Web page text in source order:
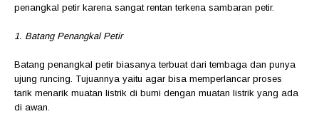
penangkal petir karena sangat rentan terkena sambaran petir.
1. Batang Penangkal Petir
Batang penangkal petir biasanya terbuat dari tembaga dan punya
ujung runcing. Tujuannya yaitu agar bisa memperlancar proses
tarik menarik muatan listrik di bumi dengan muatan listrik yang ada
di awan.